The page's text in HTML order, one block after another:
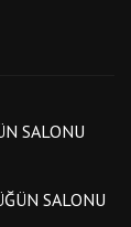
SALONU
SALONU